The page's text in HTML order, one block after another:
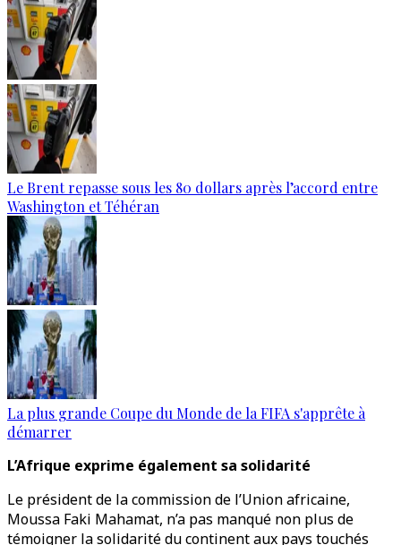
Le Brent repasse sous les 80 dollars après l’accord entre
Washington et Téhéran
La plus grande Coupe du Monde de la FIFA s'apprête à
démarrer
L’Afrique exprime également sa solidarité
Le président de la commission de l’Union africaine,
Moussa Faki Mahamat, n’a pas manqué non plus de
témoigner la solidarité du continent aux pays touchés